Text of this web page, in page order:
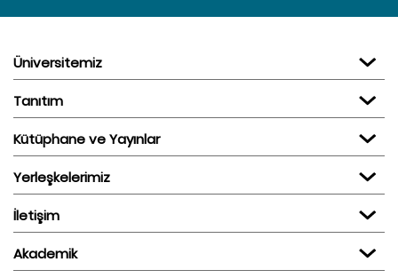
Üniversitemiz
Tanıtım
Kütüphane ve Yayınlar
Yerleşkelerimiz
İletişim
Akademik